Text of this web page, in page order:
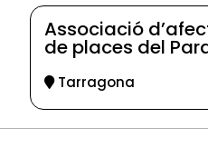
Associació
de places del
Tarragona